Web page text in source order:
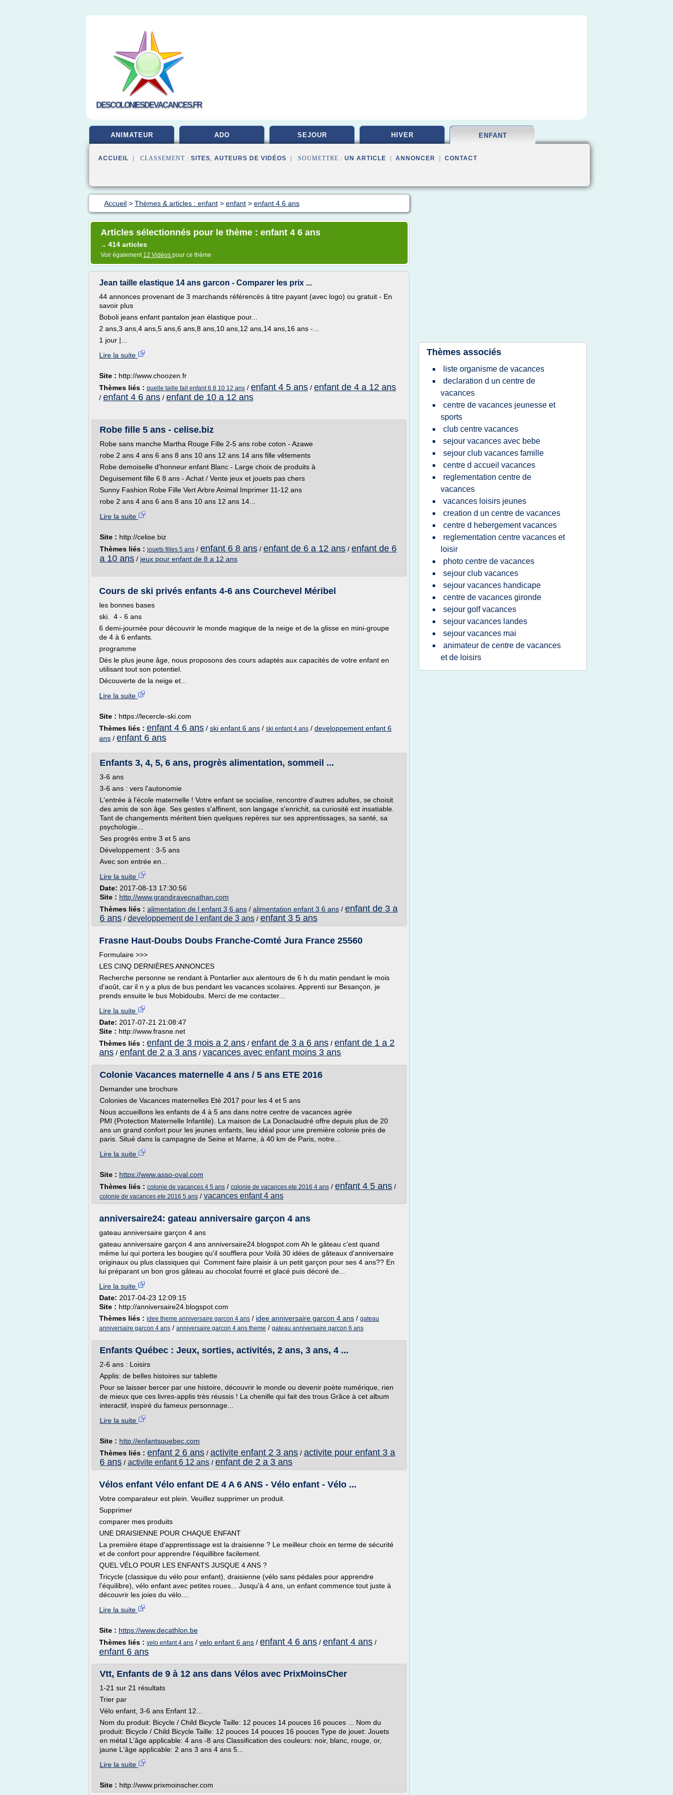
DESCOLONIESDEVACANCES.FR
ANIMATEUR ADO SEJOUR HIVER ENFANT
ACCUEIL | CLASSEMENT : SITES, AUTEURS DE VIDÉOS | SOUMETTRE : UN ARTICLE ANNONCER CONTACT
Accueil > Thèmes & articles : enfant > enfant > enfant 4 6 ans
Articles sélectionnés pour le thème : enfant 4 6 ans
→ 414 articles
Voir également 12 Vidéos pour ce thème
Jean taille elastique 14 ans garcon - Comparer les prix ...
44 annonces provenant de 3 marchands référencés à titre payant (avec logo) ou gratuit - En
savoir plus
Boboli jeans enfant pantalon jean élastique pour...
2 ans,3 ans,4 ans,5 ans,6 ans,8 ans,10 ans,12 ans,14 ans,16 ans -...
1 jour |...
Lire la suite
Site : http://www.choozen.fr
Thèmes liés : quelle taille fait enfant 6 8 10 12 ans / enfant 4 5 ans / enfant de 4 a 12 ans
/ enfant 4 6 ans / enfant de 10 a 12 ans
Robe fille 5 ans - celise.biz
Robe sans manche Martha Rouge Fille 2-5 ans robe coton - Azawe
robe 2 ans 4 ans 6 ans 8 ans 10 ans 12 ans 14 ans fille vêtements
Robe demoiselle d'honneur enfant Blanc - Large choix de produits à
Deguisement fille 6 8 ans - Achat / Vente jeux et jouets pas chers
Sunny Fashion Robe Fille Vert Arbre Animal Imprimer 11-12 ans
robe 2 ans 4 ans 6 ans 8 ans 10 ans 12 ans 14...
Lire la suite
Site : http://celise.biz
Thèmes liés : jouets filles 5 ans / enfant 6 8 ans / enfant de 6 a 12 ans / enfant de 6
a 10 ans / jeux pour enfant de 8 a 12 ans
Cours de ski privés enfants 4-6 ans Courchevel Méribel
les bonnes bases
ski. 4 - 6 ans
6 demi-journée pour découvrir le monde magique de la neige et de la glisse en mini-groupe
de 4 à 6 enfants.
programme
Dès le plus jeune âge, nous proposons des cours adaptés aux capacités de votre enfant en
utilisant tout son potentiel.
Découverte de la neige et...
Lire la suite
Site : https://lecercle-ski.com
Thèmes liés : enfant 4 6 ans / ski enfant 6 ans / ski enfant 4 ans / developpement enfant 6
ans / enfant 6 ans
Enfants 3, 4, 5, 6 ans, progrès alimentation, sommeil ...
3-6 ans
3-6 ans : vers l'autonomie
L'entrée à l'école maternelle ! Votre enfant se socialise, rencontre d'autres adultes, se choisit
des amis de son âge. Ses gestes s'affinent, son langage s'enrichit, sa curiosité est insatiable.
Tant de changements méritent bien quelques repères sur ses apprentissages, sa santé, sa
psychologie...
Ses progrès entre 3 et 5 ans
Développement : 3-5 ans
Avec son entrée en...
Lire la suite
Date: 2017-08-13 17:30:56
Site : http://www.grandiravecnathan.com
Thèmes liés : alimentation de l enfant 3 6 ans / alimentation enfant 3 6 ans / enfant de 3 a
6 ans / developpement de l enfant de 3 ans / enfant 3 5 ans
Frasne Haut-Doubs Doubs Franche-Comté Jura France 25560
Formulaire >>>
LES CINQ DERNIÈRES ANNONCES
Recherche personne se rendant à Pontarlier aux alentours de 6 h du matin pendant le mois
d'août, car il n y a plus de bus pendant les vacances scolaires. Apprenti sur Besançon, je
prends ensuite le bus Mobidoubs. Merci de me contacter...
Lire la suite
Date: 2017-07-21 21:08:47
Site : http://www.frasne.net
Thèmes liés : enfant de 3 mois a 2 ans / enfant de 3 a 6 ans / enfant de 1 a 2
ans / enfant de 2 a 3 ans / vacances avec enfant moins 3 ans
Colonie Vacances maternelle 4 ans / 5 ans ETE 2016
Demander une brochure
Colonies de Vacances maternelles Eté 2017 pour les 4 et 5 ans
Nous accueillons les enfants de 4 à 5 ans dans notre centre de vacances agrée
PMI (Protection Maternelle Infantile). La maison de La Donaclaudré offre depuis plus de 20
ans un grand confort pour les jeunes enfants, lieu idéal pour une première colonie près de
paris. Situé dans la campagne de Seine et Marne, à 40 km de Paris, notre...
Lire la suite
Site : https://www.asso-oval.com
Thèmes liés : colonie de vacances 4 5 ans / colonie de vacances ete 2016 4 ans / enfant 4 5 ans /
colonie de vacances ete 2016 5 ans / vacances enfant 4 ans
anniversaire24: gateau anniversaire garçon 4 ans
gateau anniversaire garçon 4 ans
gateau anniversaire garçon 4 ans anniversaire24.blogspot.com Ah le gâteau c'est quand
même lui qui portera les bougies qu'il soufflera pour Voilà 30 idées de gâteaux d'anniversaire
originaux ou plus classiques qui Comment faire plaisir à un petit garçon pour ses 4 ans?? En
lui préparant un bon gros gâteau au chocolat fourré et glacé puis décoré de...
Lire la suite
Date: 2017-04-23 12:09:15
Site : http://anniversaire24.blogspot.com
Thèmes liés : idee theme anniversaire garcon 4 ans / idee anniversaire garcon 4 ans / gateau
anniversaire garcon 4 ans / anniversaire garcon 4 ans theme / gateau anniversaire garcon 6 ans
Enfants Québec : Jeux, sorties, activités, 2 ans, 3 ans, 4 ...
2-6 ans : Loisirs
Applis: de belles histoires sur tablette
Pour se laisser bercer par une histoire, découvrir le monde ou devenir poète numérique, rien
de mieux que ces livres-applis très réussis ! La chenille qui fait des trous Grâce à cet album
interactif, inspiré du fameux personnage...
Lire la suite
Site : http://enfantsquebec.com
Thèmes liés : enfant 2 6 ans / activite enfant 2 3 ans / activite pour enfant 3 a
6 ans / activite enfant 6 12 ans / enfant de 2 a 3 ans
Vélos enfant Vélo enfant DE 4 A 6 ANS - Vélo enfant - Vélo ...
Votre comparateur est plein. Veuillez supprimer un produit.
Supprimer
comparer mes produits
UNE DRAISIENNE POUR CHAQUE ENFANT
La première étape d'apprentissage est la draisienne ? Le meilleur choix en terme de sécurité
et de confort pour apprendre l'équillibre facilement.
QUEL VÉLO POUR LES ENFANTS JUSQUE 4 ANS ?
Tricycle (classique du vélo pour enfant), draisienne (vélo sans pédales pour apprendre
l'équilibre), vélo enfant avec petites roues... Jusqu'à 4 ans, un enfant commence tout juste à
découvrir les joies du vélo....
Lire la suite
Site : https://www.decathlon.be
Thèmes liés : velo enfant 4 ans / velo enfant 6 ans / enfant 4 6 ans / enfant 4 ans /
enfant 6 ans
Vtt, Enfants de 9 à 12 ans dans Vélos avec PrixMoinsCher
1-21 sur 21 résultats
Trier par
Vélo enfant, 3-6 ans Enfant 12...
Nom du produit: Bicycle / Child Bicycle Taille: 12 pouces 14 pouces 16 pouces ... Nom du
produit: Bicycle / Child Bicycle Taille: 12 pouces 14 pouces 16 pouces Type de jouet: Jouets
en métal L'âge applicable: 4 ans -8 ans Classification des couleurs: noir, blanc, rouge, or,
jaune L'âge applicable: 2 ans 3 ans 4 ans 5...
Lire la suite
Site : http://www.prixmoinscher.com
Thèmes associés
liste organisme de vacances
declaration d un centre de
vacances
centre de vacances jeunesse et
sports
club centre vacances
sejour vacances avec bebe
sejour club vacances famille
centre d accueil vacances
reglementation centre de
vacances
vacances loisirs jeunes
creation d un centre de vacances
centre d hebergement vacances
reglementation centre vacances et
loisir
photo centre de vacances
sejour club vacances
sejour vacances handicape
centre de vacances gironde
sejour golf vacances
sejour vacances landes
sejour vacances mai
animateur de centre de vacances
et de loisirs